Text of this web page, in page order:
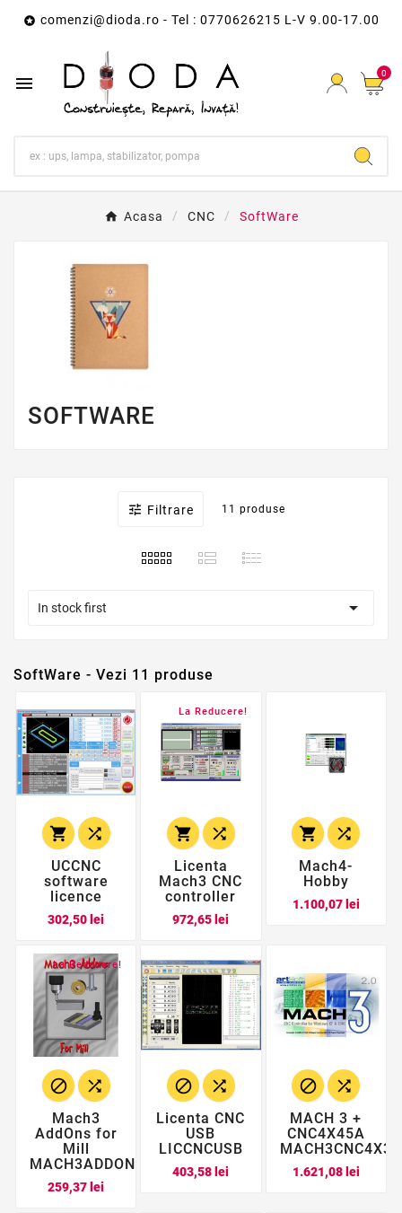
 comenzi@dioda.ro - Tel : 0770626215 L-V 9.00-17.00
 0
Acasa CNC SoftWare
SOFTWARE
 Filtrare 11 produse
In stock first 
SoftWare - Vezi 11 produse
 
UCCNC
software
licence
302,50 lei
La Reducere!
 
Licenta
Mach3 CNC
controller
972,65 lei
 
Mach4-
Hobby
1.100,07 leiPret
La Reducere!
 
Mach3
AddOns for
Mill
MACH3ADDONS
259,37 lei
 
Licenta CNC
USB
LICCNCUSB
403,58 lei
 
MACH 3 +
CNC4X45A
1.621,08 leiPret